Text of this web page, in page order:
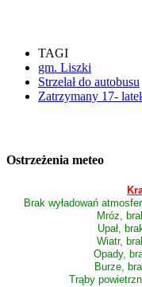
TAGI
gm. Liszki
Strzelał do autobusu
Zatrzymany 17-
Ostrzeżenia meteo
Brak wyładowań
Mróz,
Upał,
Wiatr,
Opady,
Burze,
Trąby